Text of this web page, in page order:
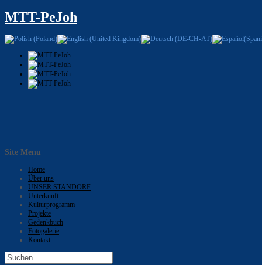
MTT-PeJoh
Site Menu
Home
Über uns
UNSER STANDORF
Unterkunft
Kulturprogramm
Projekte
Gedenkbuch
Fotogalerie
Kontakt